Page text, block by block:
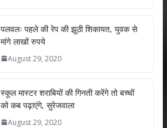
er e
dI
n
l e
पलवलः पहले की रेप की झूठी शिकायत, युवक से
मांगे लाखों रुपये
August 29, 2020
स्कूल मास्टर शराबियों की गिनती करेंगे तो बच्चों
को कब पढ़ाएंगे, सुरेजवाला
August 29, 2020